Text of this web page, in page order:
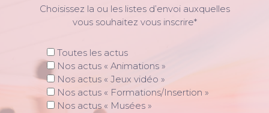
Choisissez la ou les listes d’envoi auxquelles
vous souhaitez vous inscrire*
Toutes les actus
Nos actus « Animations »
Nos actus « Jeux vidéo »
Nos actus « Formations/Insertion »
Nos actus « Musées »